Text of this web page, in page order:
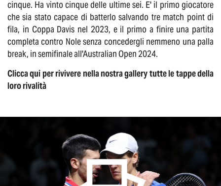
cinque. Ha vinto cinque delle ultime sei. E' il primo giocatore
che sia stato capace di batterlo salvando tre match point di
fila, in Coppa Davis nel 2023, e il primo a finire una partita
completa contro Nole senza concedergli nemmeno una palla
break, in semifinale all'Australian Open 2024.
Clicca qui per rivivere nella nostra gallery tutte le tappe della
loro rivalità